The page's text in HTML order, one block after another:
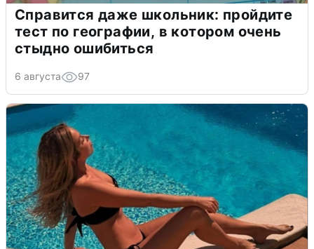
Справится даже школьник: пройдите
тест по географии, в котором очень
стыдно ошибиться
6 августа 97